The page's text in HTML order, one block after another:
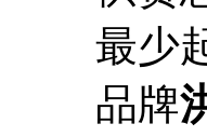
最少
品牌